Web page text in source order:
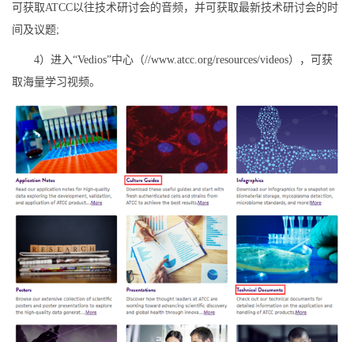
可获取ATCC以往技术研讨会的音频，并可获取最新技术研讨会的时
间及议题;
4）进入“Vedios”中心（//www.atcc.org/resources/videos），可获
取海量学习视频。